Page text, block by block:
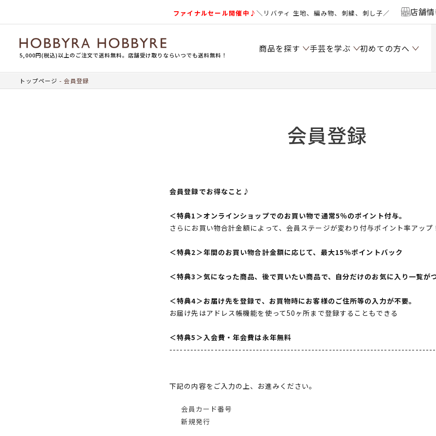
ファイナルセール開催中♪＼リバティ 生地、編み物、刺繍、刺し子／ 店舗
5,000円(税込)以上のご注文で送料無料。店舗受け取りならいつでも送料無料！
商品を探す 手芸を学ぶ 初めての方へ
トップページ 会員登録
会員登録
会員登録でお得なこと♪
＜特典1＞オンラインショップでのお買い物で通常5％のポイント付与。
さらにお買い物合計金額によって、会員ステージが変わり付与ポイント率アップ
＜特典2＞年間のお買い物合計金額に応じて、最大15％ポイントバック
＜特典3＞気になった商品、後で買いたい商品で、自分だけのお気に入り一覧が
＜特典4＞お届け先を登録で、お買物時にお客様のご住所等の入力が不要。
お届け先はアドレス帳機能を使って50ヶ所まで登録することもできる
＜特典5＞入会費・年会費は永年無料
下記の内容をご入力の上、お進みください。
会員カード番号
新規発行